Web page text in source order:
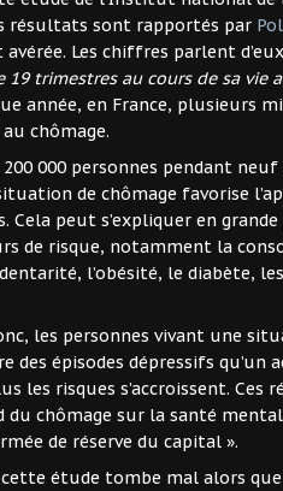
résultats sont rapportés par
Les chiffres parlent
19 trimestres au cours de sa vie
année, en France, plusieurs
chômage.
000 personnes pendant
de chômage favorise
Cela peut s’expliquer en
de risque, notamment la
l’obésité, le diabète,
les personnes vivant une
des épisodes dépressifs
les risques s’accroissent.
du chômage sur la santé
de réserve du capital ».
étude tombe mal alors